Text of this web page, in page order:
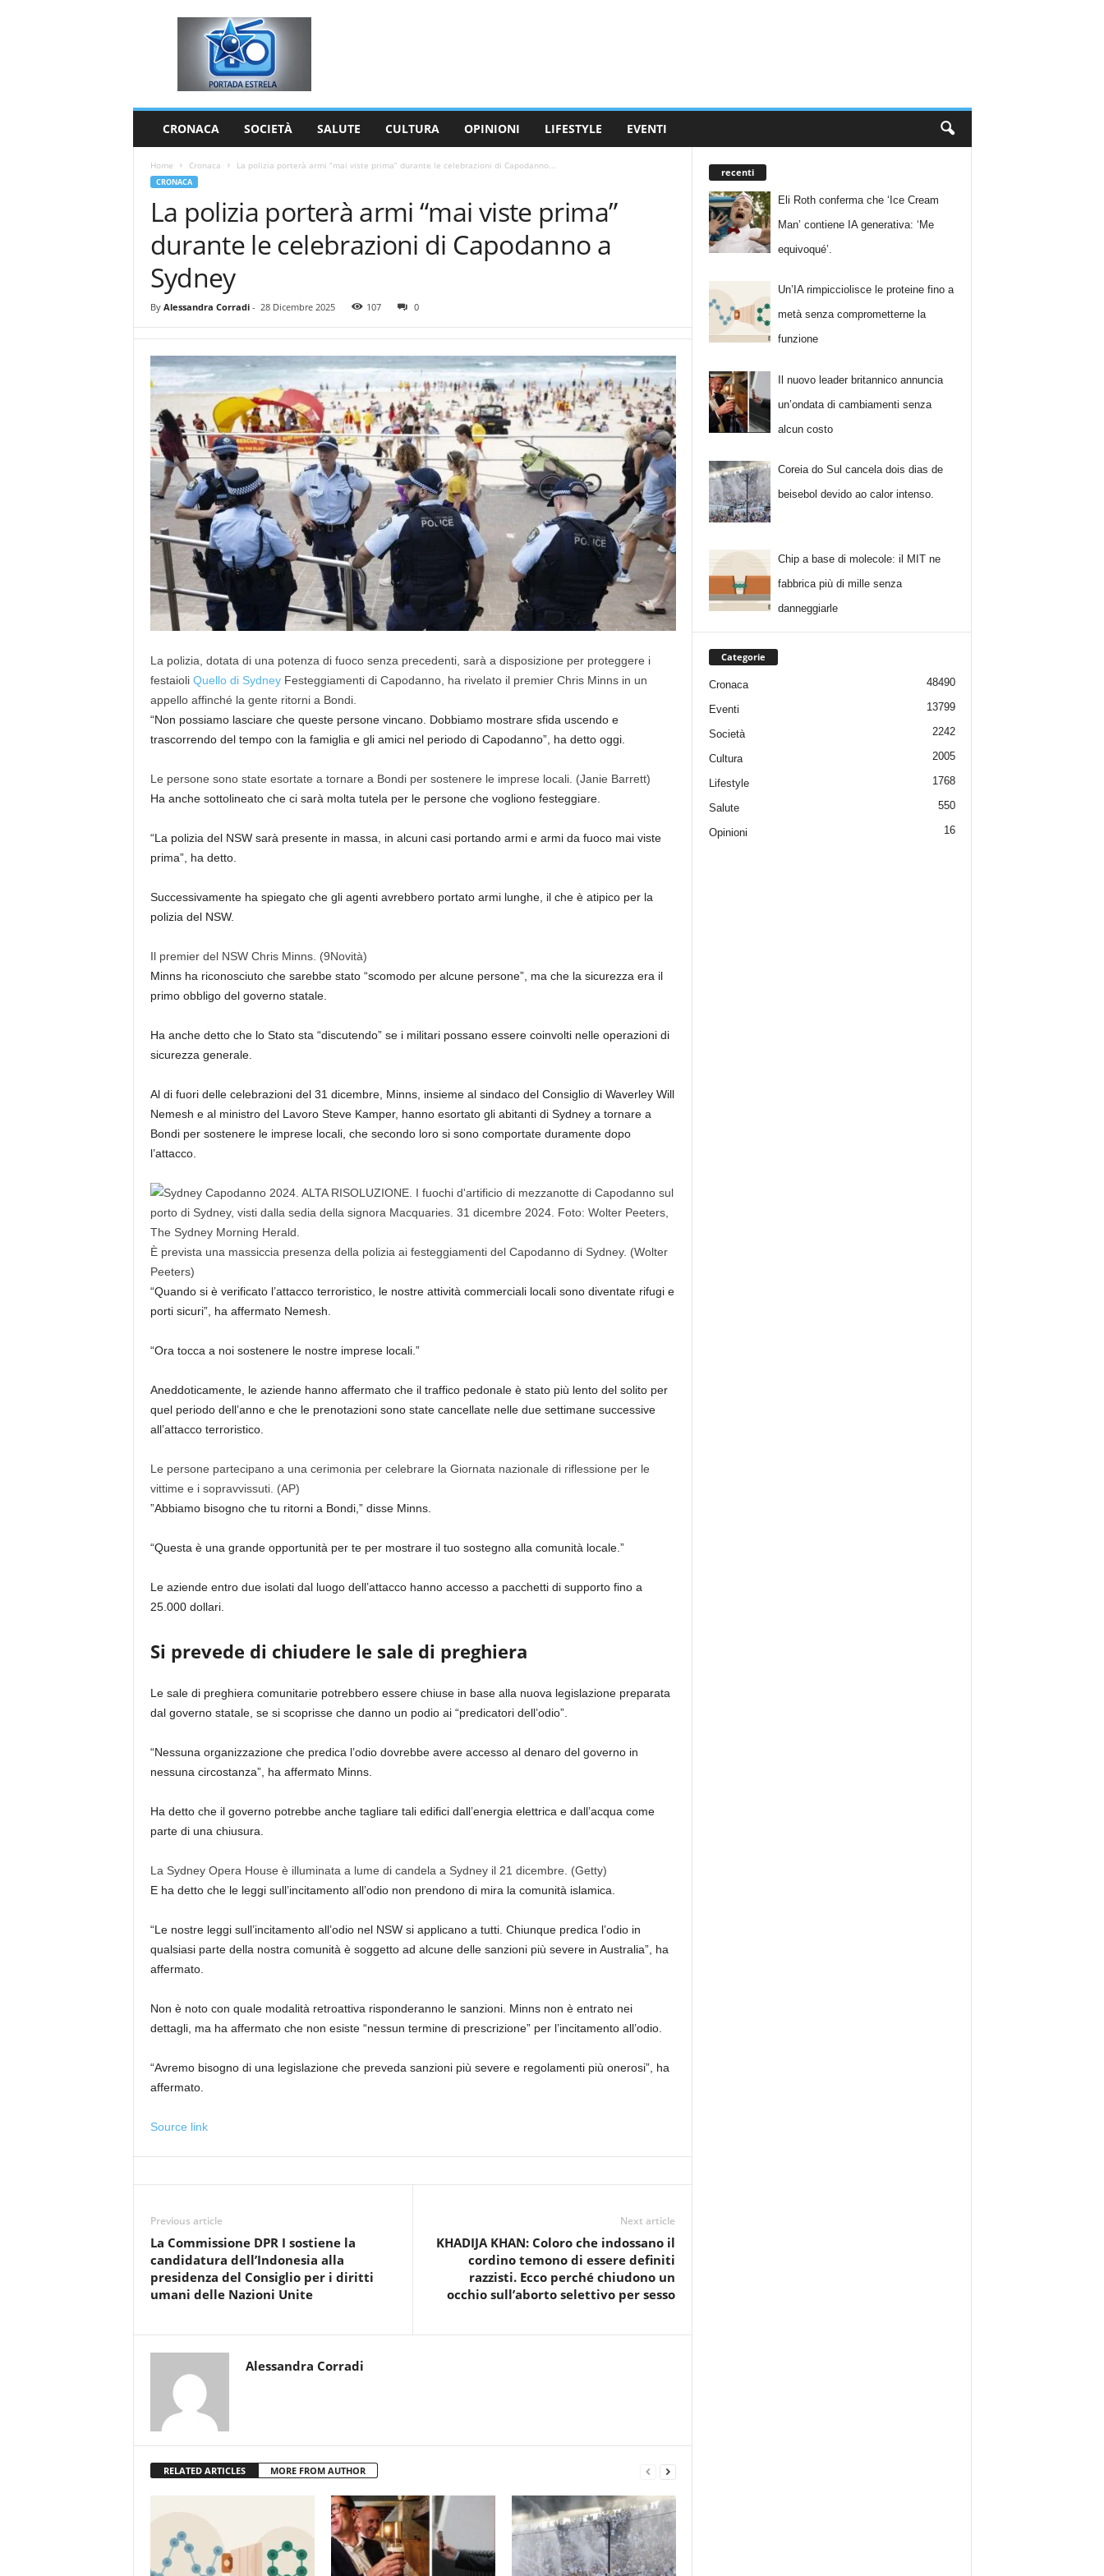
CRONACA SOCIETÀ SALUTE CULTURA OPINIONI LIFESTYLE EVENTI
Home Cronaca La polizia porterà armi “mai viste prima” durante le celebrazioni di Capodanno...
CRONACA
La polizia porterà armi “mai viste prima”
durante le celebrazioni di Capodanno a
Sydney
By Alessandra Corradi- 28 Dicembre 2025 107 0
La polizia, dotata di una potenza di fuoco senza precedenti, sarà a disposizione per proteggere i
festaioli Quello di SydneyFesteggiamenti di Capodanno, ha rivelato il premier Chris Minns in un
appello affinché la gente ritorni a Bondi.
“Non possiamo lasciare che queste persone vincano. Dobbiamo mostrare sfida uscendo e
trascorrendo del tempo con la famiglia e gli amici nel periodo di Capodanno”, ha detto oggi.
Le persone sono state esortate a tornare a Bondi per sostenere le imprese locali. (Janie Barrett)
Ha anche sottolineato che ci sarà molta tutela per le persone che vogliono festeggiare.
“La polizia del NSW sarà presente in massa, in alcuni casi portando armi e armi da fuoco mai viste
prima”, ha detto.
Successivamente ha spiegato che gli agenti avrebbero portato armi lunghe, il che è atipico per la
polizia del NSW.
Il premier del NSW Chris Minns. (9Novità)
Minns ha riconosciuto che sarebbe stato “scomodo per alcune persone”, ma che la sicurezza era il
primo obbligo del governo statale.
Ha anche detto che lo Stato sta “discutendo” se i militari possano essere coinvolti nelle operazioni di
sicurezza generale.
Al di fuori delle celebrazioni del 31 dicembre, Minns, insieme al sindaco del Consiglio di Waverley Will
Nemesh e al ministro del Lavoro Steve Kamper, hanno esortato gli abitanti di Sydney a tornare a
Bondi per sostenere le imprese locali, che secondo loro si sono comportate duramente dopo
l’attacco.
È prevista una massiccia presenza della polizia ai festeggiamenti del Capodanno di Sydney. (Wolter
Peeters)
“ Quando si è verificato l’attacco terroristico, le nostre attività commerciali locali sono diventate rifugi e
porti sicuri”, ha affermato Nemesh.
“Ora tocca a noi sostenere le nostre imprese locali.”
Aneddoticamente, le aziende hanno affermato che il traffico pedonale è stato più lento del solito per
quel periodo dell’anno e che le prenotazioni sono state cancellate nelle due settimane successive
all’attacco terroristico.
Le persone partecipano a una cerimonia per celebrare la Giornata nazionale di riflessione per le
vittime e i sopravvissuti. (AP)
”Abbiamo bisogno che tu ritorni a Bondi,” disse Minns.
“Questa è una grande opportunità per te per mostrare il tuo sostegno alla comunità locale.”
Le aziende entro due isolati dal luogo dell’attacco hanno accesso a pacchetti di supporto fino a
25.000 dollari.
Si prevede di chiudere le sale di preghiera
Le sale di preghiera comunitarie potrebbero essere chiuse in base alla nuova legislazione preparata
dal governo statale, se si scoprisse che danno un podio ai “predicatori dell’odio”.
“Nessuna organizzazione che predica l’odio dovrebbe avere accesso al denaro del governo in
nessuna circostanza”, ha affermato Minns.
Ha detto che il governo potrebbe anche tagliare tali edifici dall’energia elettrica e dall’acqua come
parte di una chiusura.
La Sydney Opera House è illuminata a lume di candela a Sydney il 21 dicembre.
(Getty)
E ha detto che le leggi sull’incitamento all’odio non prendono di mira la comunità islamica.
“Le nostre leggi sull’incitamento all’odio nel NSW si applicano a tutti. Chiunque predica l’odio in
qualsiasi parte della nostra comunità è soggetto ad alcune delle sanzioni più severe in Australia”, ha
affermato.
Non è noto con quale modalità retroattiva risponderanno le sanzioni. Minns non è entrato nei
dettagli, ma ha affermato che non esiste “nessun termine di prescrizione” per l’incitamento all’odio.
“Avremo bisogno di una legislazione che preveda sanzioni più severe e regolamenti più onerosi”, ha
affermato.
Source link
Previous article
La Commissione DPR I sostiene la
candidatura dell’Indonesia alla
presidenza del Consiglio per i diritti
umani delle Nazioni Unite
Next article
KHADIJA KHAN: Coloro che indossano il
cordino temono di essere definiti
razzisti. Ecco perché chiudono un
occhio sull’aborto selettivo per sesso
Alessandra Corradi
RELATED ARTICLES MORE FROM AUTHOR
recenti
Eli Roth conferma che ‘Ice Cream
Man’ contiene IA generativa: ‘Me
equivoqué’.
Un’IA rimpicciolisce le proteine fino a
metà senza comprometterne la
funzione
Il nuovo leader britannico annuncia
un’ondata di cambiamenti senza
alcun costo
Coreia do Sul cancela dois dias de
beisebol devido ao calor intenso.
Chip a base di molecole: il MIT ne
fabbrica più di mille senza
danneggiarle
Categorie
Cronaca 48490
Eventi 13799
Società 2242
Cultura 2005
Lifestyle 1768
Salute 550
Opinioni 16